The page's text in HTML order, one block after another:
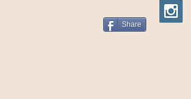
Share